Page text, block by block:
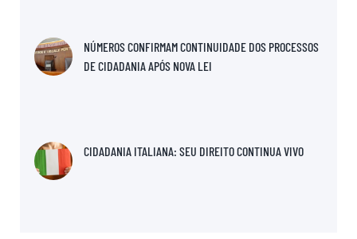
NÚMEROS CONFIRMAM CONTINUIDADE DOS PROCESSOS
DE CIDADANIA APÓS NOVA LEI
CIDADANIA ITALIANA: SEU DIREITO CONTINUA VIVO